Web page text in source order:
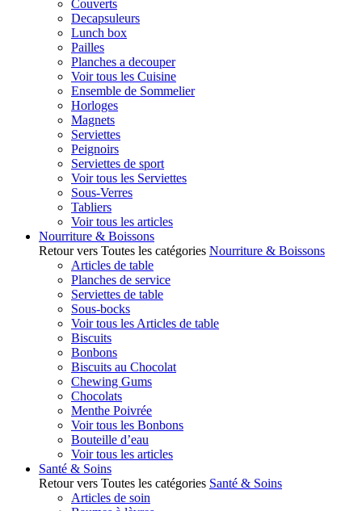
Couverts
Decapsuleurs
Lunch box
Pailles
Planches a decouper
Voir tous les Cuisine
Ensemble de Sommelier
Horloges
Magnets
Serviettes
Peignoirs
Serviettes de sport
Voir tous les Serviettes
Sous-Verres
Tabliers
Voir tous les articles
Nourriture & Boissons
Retour vers Toutes les catégories Nourriture & Boissons
Articles de table
Planches de service
Serviettes de table
Sous-bocks
Voir tous les Articles de table
Biscuits
Bonbons
Biscuits au Chocolat
Chewing Gums
Chocolats
Menthe Poivrée
Voir tous les Bonbons
Bouteille d’eau
Voir tous les articles
Santé & Soins
Retour vers Toutes les catégories Santé & Soins
Articles de soin